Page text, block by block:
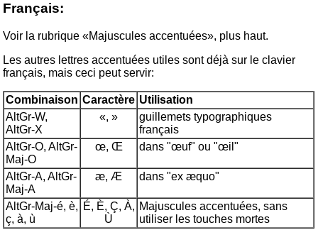
Français:
Voir la rubrique «Majuscules accentuées», plus haut.
Les autres lettres accentuées utiles sont déjà sur le clavier
français, mais ceci peut servir:
Combinaison Caractère Utilisation
AltGr-W,
AltGr-X
«, »
guillemets typographiques
français
AltGr-O, AltGr-
Maj-O
œ, Œ dans "œuf" ou "œil"
AltGr-A, AltGr-
Maj-A
æ, Æ dans "ex æquo"
AltGr-Maj-é, è,
ç, à, ù
É, È, Ç, À,
Ù
Majuscules accentuées, sans
utiliser les touches mortes